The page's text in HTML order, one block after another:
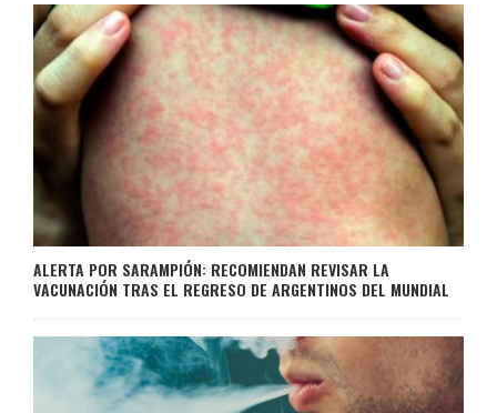
ALERTA POR SARAMPIÓN: RECOMIENDAN REVISAR LA
VACUNACIÓN TRAS EL REGRESO DE ARGENTINOS DEL MUNDIAL